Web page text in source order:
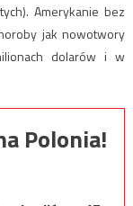
Amerykanie bez
jak nowotwory
dolarów i w
Polonia!